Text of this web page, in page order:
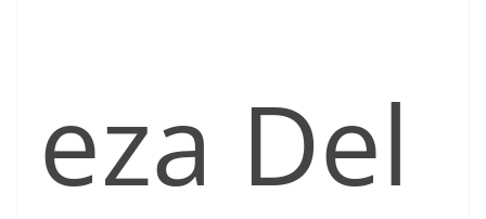
eza Del